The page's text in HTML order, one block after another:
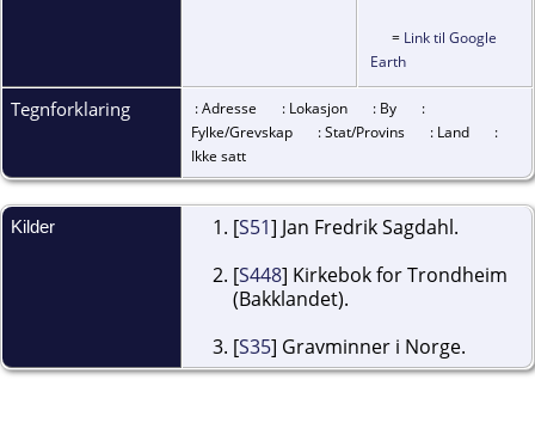
= Link til Google
Earth
Tegnforklaring : Adresse : Lokasjon : By
:
Fylke/Grevskap
: Stat/Provins : Land
:
Ikke satt
Kilder [S51] Jan Fredrik Sagdahl.
[S448] Kirkebok for Trondheim
(Bakklandet).
[S35] Gravminner i Norge.